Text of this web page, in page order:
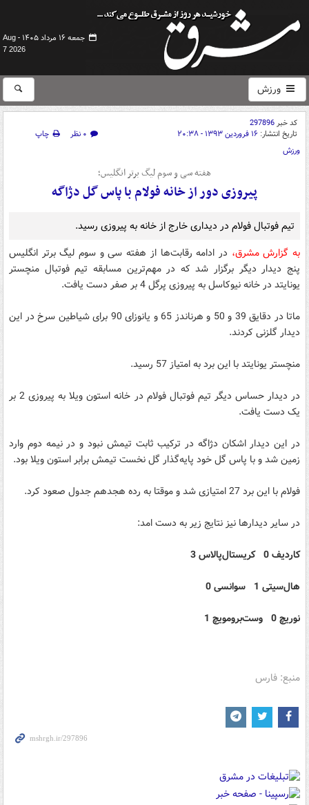
جمعه ۱۶ مرداد ۱۴۰۵ -
Aug
7 2026
ورزش
کد خبر297896
تاریخ انتشار: ۱۶ فروردین ۱۳۹۳ - ۲۰:۳۸ ۰ نظر
چاپ
ورزش
هفته سی و سوم لیگ برتر انگلیس؛
پیروزی دور از خانه فولام با پاس گل دژاگه
تیم فوتبال فولام در دیداری خارج از خانه به پیروزی رسید.
به گزارش مشرق، در ادامه رقابت‌ها از هفته سی و سوم لیگ برتر انگلیس
پنج دیدار دیگر برگزار شد که در مهم‌ترین مسابقه تیم فوتبال منچستر
یونایتد در خانه نیوکاسل به پیروزی پرگل 4 بر صفر دست یافت.
ماتا در دقایق 39 و 50 و هرناندز 65 و یانوزای 90 برای شیاطین سرخ در این
دیدار گلزنی کردند.
منچستر یونایتد با این برد به امتیاز 57 رسید.
در دیدار حساس دیگر تیم فوتبال فولام در خانه استون ویلا به پیروزی 2 بر
یک دست یافت.
در این دیدار اشکان دژاگه در ترکیب ثابت تیمش نبود و در نیمه دوم وارد
زمین شد و با پاس گل خود پایه‌گذار گل نخست تیمش برابر استون ویلا بود.
فولام با این برد 27 امتیازی شد و موقتا به رده هجدهم جدول صعود کرد.
در سایر دیدارها نیز نتایج زیر به دست امد:
کاردیف 0 کریستال‌پالاس 3
هال‌سیتی 1 سوانسی 0
نوریچ 0 وست‌برومویچ 1
منبع: فارس